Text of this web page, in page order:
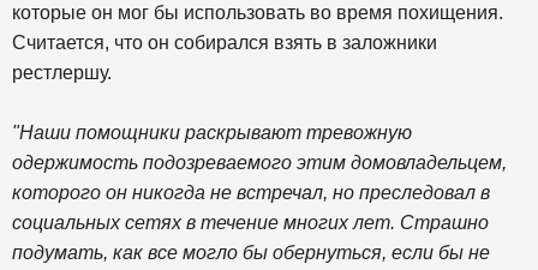
которые он мог бы использовать во время похищения.
Считается, что он собирался взять в заложники
рестлершу.
"Наши помощники раскрывают тревожную
одержимость подозреваемого этим домовладельцем,
которого он никогда не встречал, но преследовал в
социальных сетях в течение многих лет. Страшно
подумать, как все могло бы обернуться, если бы не